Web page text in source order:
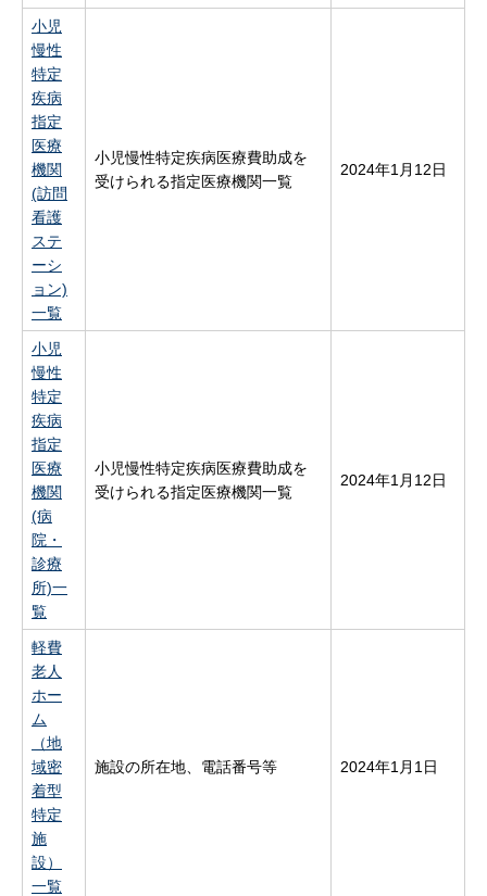
小児
慢性
特定
疾病
指定
医療
機関
(訪問
看護
ステ
ーシ
ョン)
一覧
小児慢性特定疾病医療費助成を
受けられる指定医療機関一覧
2024年1月12日
小児
慢性
特定
疾病
指定
医療
機関
(病
院・
診療
所)一
覧
小児慢性特定疾病医療費助成を
受けられる指定医療機関一覧
2024年1月12日
軽費
老人
ホー
ム
（地
域密
着型
特定
施
設）
一覧
施設の所在地、電話番号等 2024年1月1日